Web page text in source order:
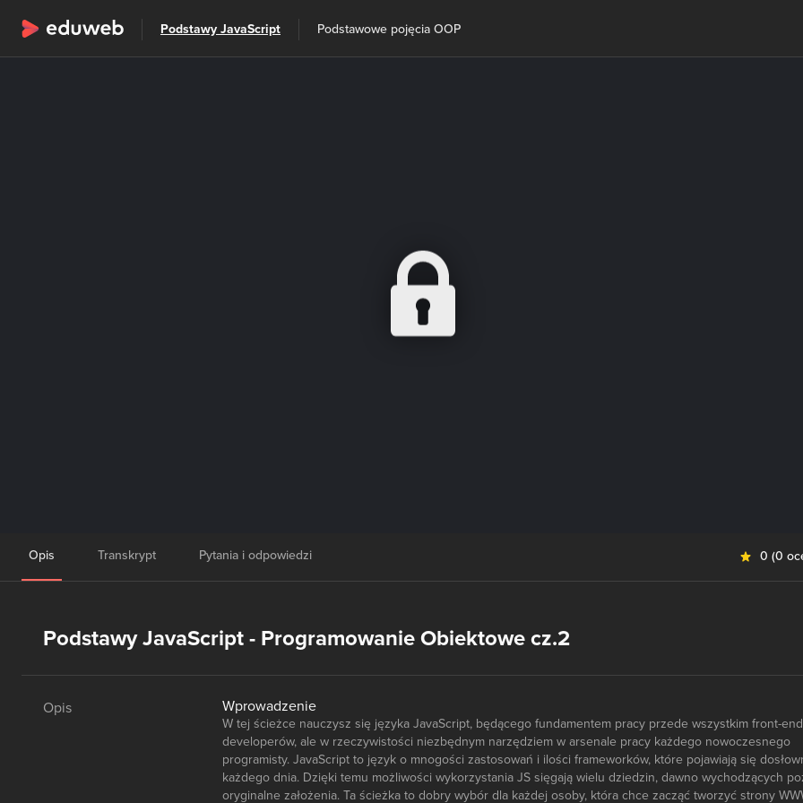
Wszystkie kategorie Szkolenia
Podstawy JavaScript Podstawowe pojęcia OOP
Opis Transkrypt Pytania i odpowiedzi 0 (0
Podstawy JavaScript - Programowanie Obiektowe cz.2
Opis Wprowadzenie
W tej ścieżce nauczysz się języka JavaScript, będącego fundamentem pracy przede wszystkim front-end
developerów, ale w rzeczywistości niezbędnym narzędziem w arsenale pracy każdego nowoczesnego
programisty. JavaScript to język o mnogości zastosowań i ilości frameworków, które pojawiają się
każdego dnia. Dzięki temu możliwości wykorzystania JS sięgają wielu dziedzin, dawno wychodzących
oryginalne założenia. Ta ścieżka to dobry wybór dla każdej osoby, która chce zacząć tworzyć strony